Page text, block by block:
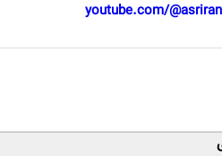
youtube.com/